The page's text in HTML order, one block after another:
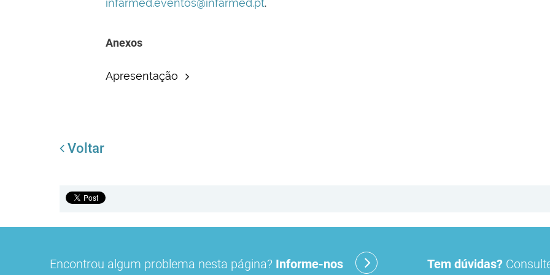
infarmed.eventos@infarmed.pt.
Anexos
Apresentação
Voltar
Encontrou algum problema nesta página? Informe-nos Tem dúvidas?